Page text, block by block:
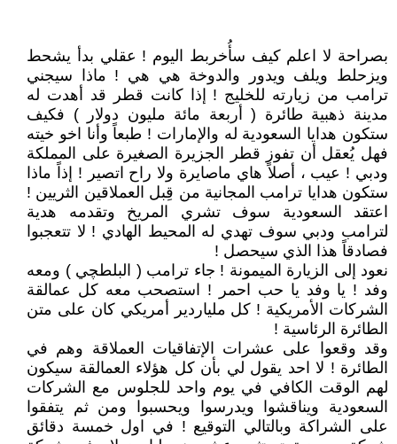
بصراحة لا اعلم كيف سأُخربط اليوم ! عقلي بدأ يشحط
ويزحلط ويلف ويدور والدوخة هي هي ! ماذا سيجني
ترامب من زيارته للخليج ! إذا كانت قطر قد أهدت له
مدينة ذهبية طائرة ( أربعة مائة مليون دولار ) فكيف
ستكون هدايا السعودية له والإمارات ! طبعاً وأنا اخو خيته
فهل يُعقل أن تفوز قطر الجزيرة الصغيرة على المملكة
ودبي ! عيب ، أصلاً هاي ماصايرة ولا راح اتصير ! إذاً ماذا
ستكون هدايا ترامب المجانية من قِبل العملاقين الثريين !
اعتقد السعودية سوف تشري المريخ وتقدمه هدية
لترامب ودبي سوف تهدي له المحيط الهادي ! لا تتعجبوا
فصادقاً هذا الذي سيحصل !
نعود إلى الزيارة الميمونة ! جاء ترامب ( البلطچي ) ومعه
وفد ! يا وفد يا حب احمر ! استصحب معه كل عمالقة
الشركات الأمريكية ! كل ملياردير أمريكي كان على متن
الطائرة الرئاسية !
وقد وقعوا على عشرات الإتفاقيات العملاقة وهم في
الطائرة ! لا احد يقول لي بأن كل هؤلاء العمالقة سيكون
لهم الوقت الكافي في يوم واحد للجلوس مع الشركات
السعودية ويناقشوا ويدرسوا ويحسبوا ومن ثم يتفقوا
على الشراكة وبالتالي التوقيع ! في اول خمسة دقائق